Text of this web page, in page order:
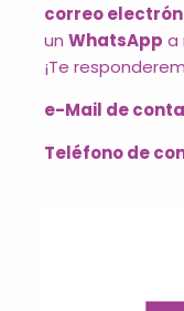
correo
un WhatsApp a
¡Te
e-Mail de
Teléfono de